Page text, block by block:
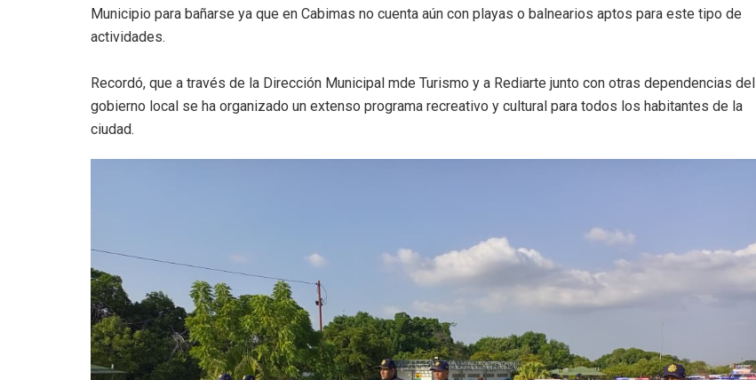
Municipio para bañarse ya que en Cabimas no cuenta aún con playas o balnearios aptos para este tipo de
actividades.
Recordó, que a través de la Dirección Municipal mde Turismo y a Rediarte junto con otras dependencias del
gobierno local se ha organizado un extenso programa recreativo y cultural para todos los habitantes de la
ciudad.